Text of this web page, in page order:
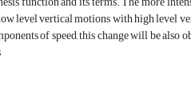
level vertical motions with high level
of speed, this change will be